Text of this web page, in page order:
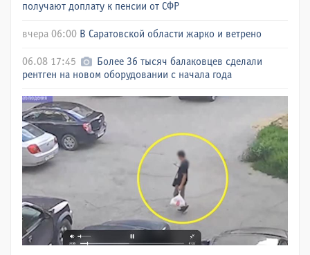
получают доплату к пенсии от СФР
вчера 06:00 В Саратовской области жарко и ветрено
06.08 17:45
Более 36 тысяч балаковцев сделали
рентген на новом оборудовании с начала года